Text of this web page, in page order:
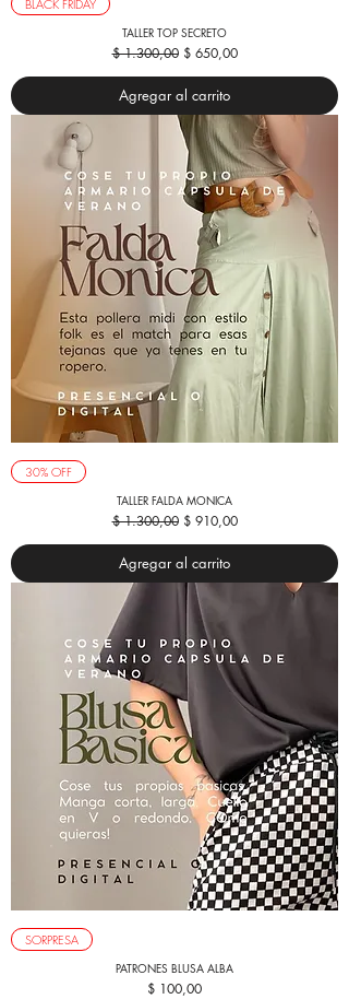
BLACK FRIDAY
TALLER TOP SECRETO
Precio
$ 1.300,00 Precio de oferta
$ 650,00
Agregar al carrito
30% OFF
TALLER FALDA MONICA
Precio
$ 1.300,00 Precio de oferta
$ 910,00
Agregar al carrito
SORPRESA
PATRONES BLUSA ALBA
Precio
$ 100,00